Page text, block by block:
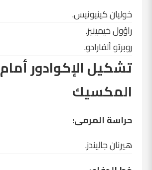
خوليان كينيونيس.
راؤول خيمينيز.
روبرتو ألفارادو.
تشكيل الإكوادور أمام
المكسيك
حراسة المرمى:
هيرنان جاليندز.